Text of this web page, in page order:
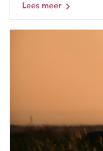
Lees meer